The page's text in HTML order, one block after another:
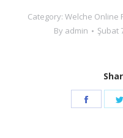
Category: Welche Online
By admin Şubat
Share